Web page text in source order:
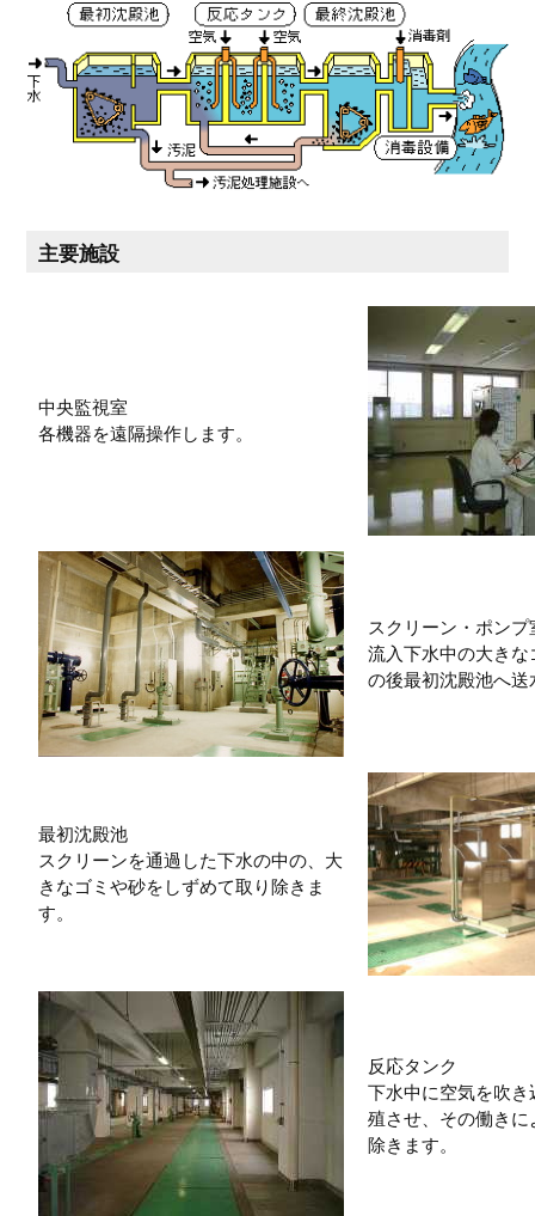
主要施設
中央監視室
各機器を遠隔操作します。
スクリーン・ポンプ
流入下水中の大き
の後最初沈殿池へ送
最初沈殿池
スクリーンを通過した下水の中の、大
きなゴミや砂をしずめて取り除きま
す。
反応タンク
下水中に空気を吹
殖させ、その働き
除きます。